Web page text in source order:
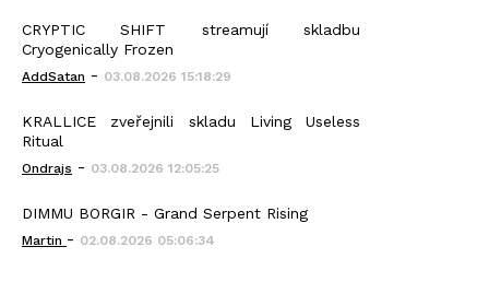
CRYPTIC SHIFT streamují skladbu
Cryogenically Frozen
AddSatan - 03.08.2026 15:18:29
KRALLICE zveřejnili skladu Living Useless
Ritual
Ondrajs - 03.08.2026 12:05:25
DIMMU BORGIR - Grand Serpent Rising
Martin - 02.08.2026 05:06:34